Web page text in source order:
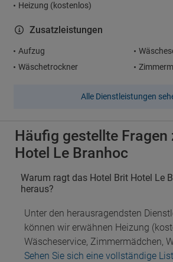
Heizung (kostenlos)
Zusatzleistungen
Aufzug
Wäschetrockner
Alle Dienstleistungen
Häufig gestellte Fragen
Hotel Le Branhoc
Warum ragt das Hotel Brit Hotel Le
heraus?
Unter den herausragendsten
können wir erwähnen Heizung
Wäscheservice, Zimmermädchen,
Sehen Sie sich eine vollständige